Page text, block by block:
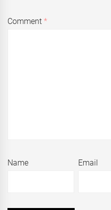
Comment*
Name Email